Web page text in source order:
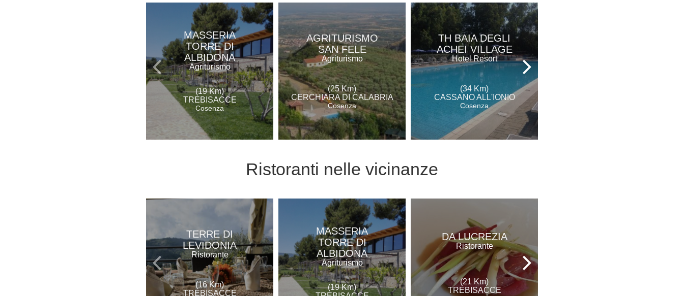
MASSERIA
TORRE DI
ALBIDONA
Agriturismo
(19 Km)
TREBISACCE
Cosenza
AGRITURISMO
SAN FELE
Agriturismo
(25 Km)
CERCHIARA DI CALABRIA
Cosenza
TH BAIA DEGLI
ACHEI VILLAGE
Hotel Resort
(34 Km)
CASSANO ALL'IONIO
Cosenza
Ristoranti nelle vicinanze
TERRE DI
LEVIDONIA
Ristorante
(16 Km)
TREBISACCE
MASSERIA
TORRE DI
ALBIDONA
Agriturismo
(19 Km)
DA LUCREZIA
Ristorante
(21 Km)
TREBISACCE